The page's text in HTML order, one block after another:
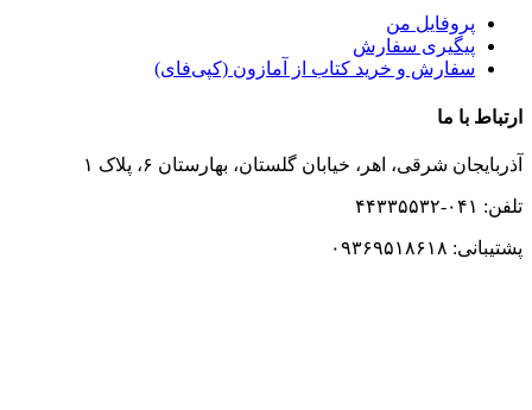
پروفایل من
پیگیری سفارش
سفارش و خرید کتاب از آمازون (کپی‌فای)
ارتباط با ما
آذربایجان شرقی، اهر، خیابان گلستان، بهارستان ۶، پلاک ۱
تلفن: ۰۴۱-۴۴۳۳۵۵۳۲
پشتیبانی: ۰۹۳۶۹۵۱۸۶۱۸